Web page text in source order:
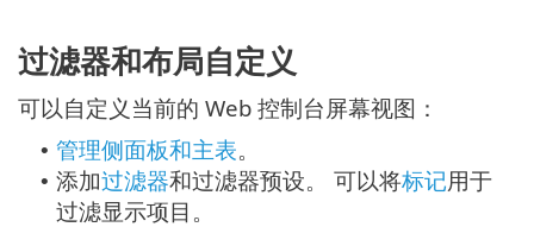
过滤器和布局自定义
可以自定义当前的 Web 控制台屏幕视图：
• 管理侧面板和主表。
• 添加过滤器和过滤器预设。 可以将标记用于
过滤显示项目。